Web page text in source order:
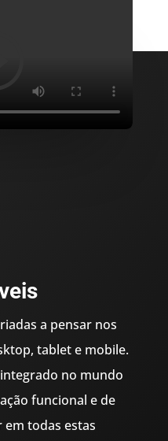
a pensar nos
tablet e mobile.
no mundo
funcional e de
todas estas